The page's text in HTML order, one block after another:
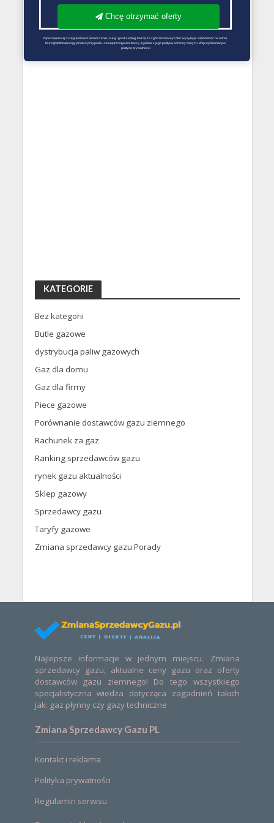
KATEGORIE
Bez kategorii
Butle gazowe
dystrybucja paliw gazowych
Gaz dla domu
Gaz dla firmy
Piece gazowe
Porównanie dostawców gazu ziemnego
Rachunek za gaz
Ranking sprzedawców gazu
rynek gazu aktualności
Sklep gazowy
Sprzedawcy gazu
Taryfy gazowe
Zmiana sprzedawcy gazu Porady
Najlepsze informacje w jednym miejscu. Zmiana
sprzedawcy gazu, aktualne ceny gazu oraz oferty
dostawców gazu ziemnego! Do tego wszystkiego
specjalistyczna wiedza dotycząca zagadnień takich
jak: gaz płynny czy gazy techniczne
Zmiana Sprzedawcy Gazu PL
Kontakt i reklama
Polityka prywatności
Regulamin serwisu
Chcę otrzymać oferty
Zapoznałem się z Regulaminem Świadczenie Usług i go akceptuję Każdą ze zgód można wycofać wysyłając wiadomość na adres
biuro@optimalenergy.pl lub w przypadku zewnętrznego dostawcy, zgodnie z jego polityką ochrony danych. Więcej informacji w
polityce prywatności